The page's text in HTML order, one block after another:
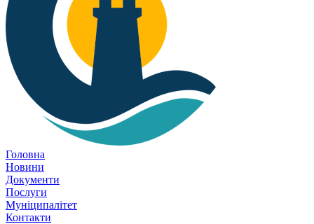
Головна
Новини
Документи
Послуги
Муніципалітет
Контакти